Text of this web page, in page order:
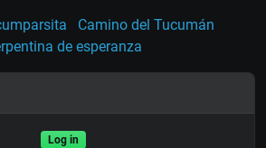
Camino del Tucumán
de esperanza
Log in